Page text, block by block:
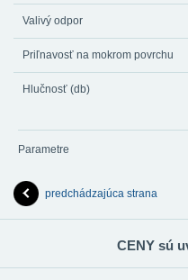
Valivý odpor
Priľnavosť na mokrom povrchu
Hlučnosť (db)
Parametre
predchádzajúca strana
CENY sú